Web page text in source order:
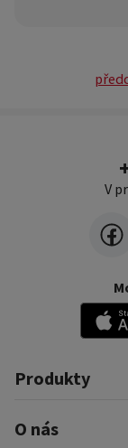
V
Produkty
Půjčky
Financování
O nás